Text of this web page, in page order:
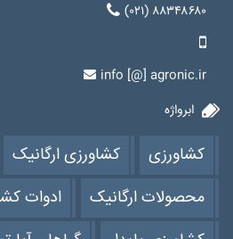
(۰۲۱) ۸۸۳۴۸۶۸۰
info [@] agronic.ir
ابرواژه
کشاورزی کشاورزی ارگانیک
محصولات ارگانیک
ادوات